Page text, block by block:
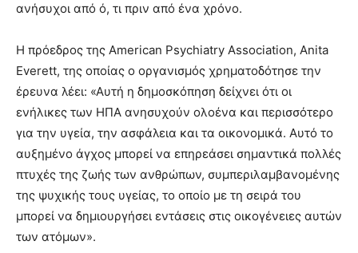
ανήσυχοι από ό, τι πριν από ένα χρόνο.
Η πρόεδρος της American Psychiatry Association, Anita
Everett, της οποίας o οργανισμός χρηματοδότησε την
έρευνα λέει: «Αυτή η δημοσκόπηση δείχνει ότι οι
ενήλικες των ΗΠΑ ανησυχούν ολοένα και περισσότερο
για την υγεία, την ασφάλεια και τα οικονομικά. Αυτό το
αυξημένο άγχος μπορεί να επηρεάσει σημαντικά πολλές
πτυχές της ζωής των ανθρώπων, συμπεριλαμβανομένης
της ψυχικής τους υγείας, το οποίο με τη σειρά του
μπορεί να δημιουργήσει εντάσεις στις οικογένειες αυτών
των ατόμων».